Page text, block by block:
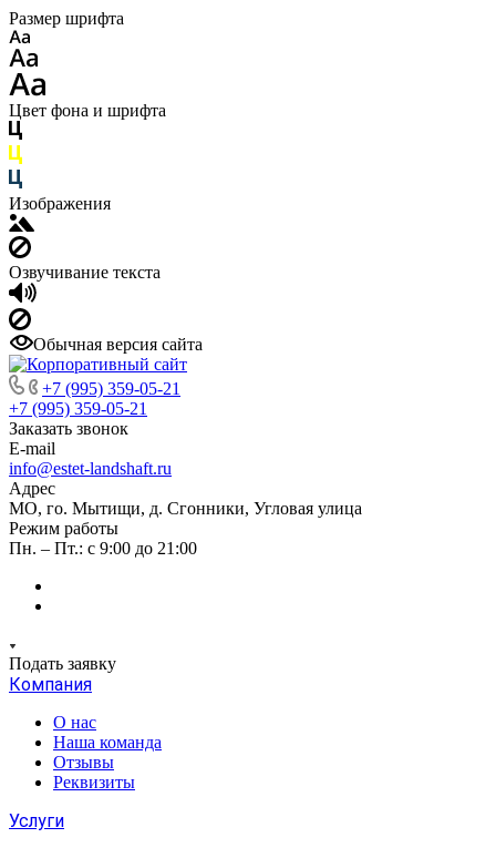
Размер шрифта
Цвет фона и шрифта
Изображения
Озвучивание текста
Обычная версия сайта
+7 (995) 359-05-21
+7 (995) 359-05-21
Заказать звонок
E-mail
info@estet-landshaft.ru
Адрес
МО, го. Мытищи, д. Сгонники, Угловая улица
Режим работы
Пн. – Пт.: с 9:00 до 21:00
Подать заявку
Компания
О нас
Наша команда
Отзывы
Реквизиты
Услуги